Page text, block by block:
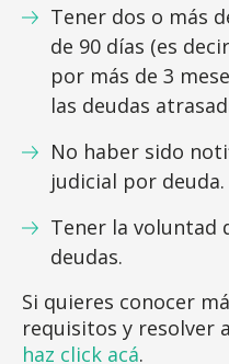
Tener dos o más
de 90 días (es
por más de 3
las deudas
No haber sido
judicial por deuda.
Tener la voluntad
deudas.
Si quieres conocer
requisitos y resolver
haz click acá.